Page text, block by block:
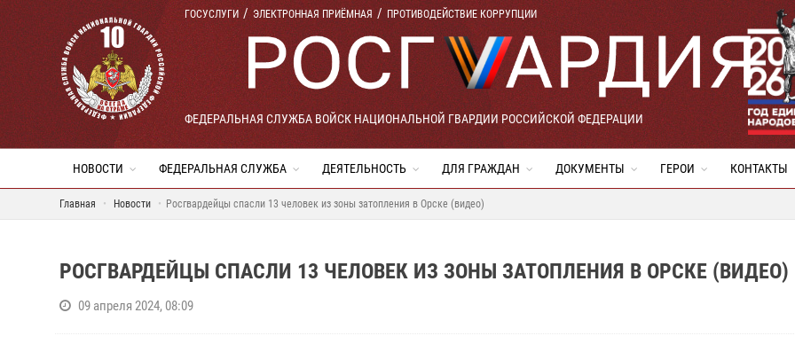
ГОСУСЛУГИ ЭЛЕКТРОННАЯ ПРИЁМНАЯ ПРОТИВОДЕЙСТВИЕ КОРРУПЦИИ
ФЕДЕРАЛЬНАЯ СЛУЖБА ВОЙСК НАЦИОНАЛЬНОЙ ГВАРДИИ РОССИЙСКОЙ ФЕДЕРАЦИИ
НОВОСТИ ФЕДЕРАЛЬНАЯ СЛУЖБА ДЕЯТЕЛЬНОСТЬ ДЛЯ ГРАЖДАН ДОКУМЕНТЫ ГЕРОИ КОНТАКТЫ
Главная Новости Росгвардейцы спасли 13 человек из зоны затопления в Орске (видео)
РОСГВАРДЕЙЦЫ СПАСЛИ 13 ЧЕЛОВЕК ИЗ ЗОНЫ ЗАТОПЛЕНИЯ В ОРСКЕ (ВИДЕО)
09 апреля 2024, 08:09